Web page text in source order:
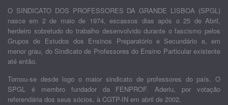
O SINDICATO DOS PROFESSORES DA GRANDE LISBOA (SPGL)
nasce em 2 de maio de 1974, escassos dias após o 25 de Abril,
herdeiro sobretudo do trabalho desenvolvido durante o fascismo pelos
Grupos de Estudos dos Ensinos Preparatório e Secundário e, em
menor grau, do Sindicato de Professores do Ensino Particular existente
até então.
Tornou-se desde logo o maior sindicato de professores do país. O
SPGL é membro fundador da FENPROF. Aderiu, por votação
referendária dos seus sócios, à CGTP-IN em abril de 2002.